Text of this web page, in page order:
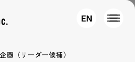
EN
画（リーダー候補）